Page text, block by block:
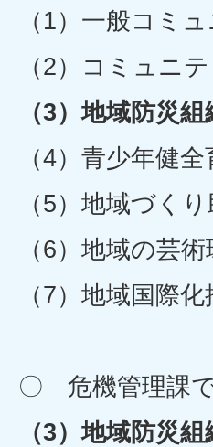
（1）一般コミ
（2）コミュニ
（3）地域防災
（4）青少年健
（5）地域づく
（6）地域の芸
（7）地域国際
〇 危機管理課
（3）地域防災